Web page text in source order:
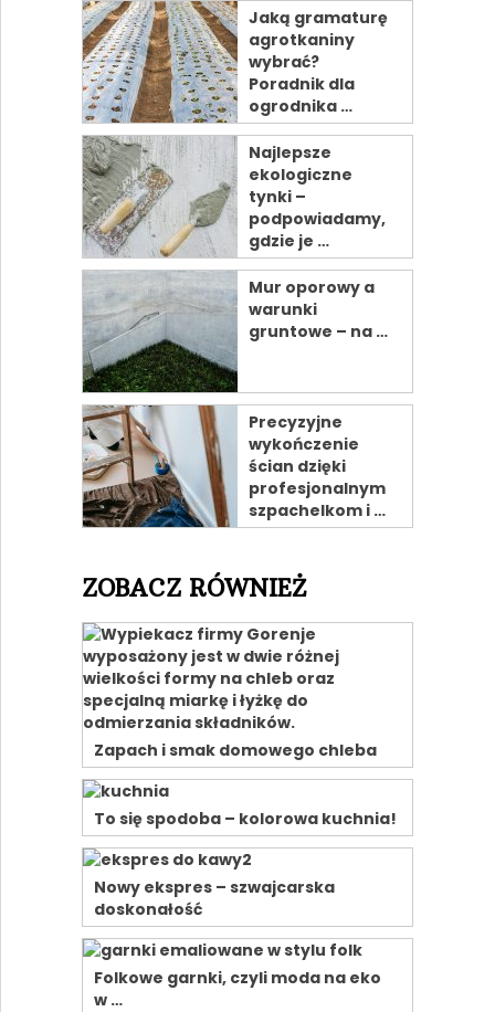
Jaką gramaturę
agrotkaniny
wybrać?
Poradnik dla
ogrodnika …
Najlepsze
ekologiczne
tynki –
podpowiadamy,
gdzie je …
Mur oporowy a
warunki
gruntowe – na …
Precyzyjne
wykończenie
ścian dzięki
profesjonalnym
szpachelkom i …
ZOBACZ RÓWNIEŻ
Zapach i smak domowego chleba
To się spodoba – kolorowa kuchnia!
Nowy ekspres – szwajcarska
doskonałość
Folkowe garnki, czyli moda na eko
w …